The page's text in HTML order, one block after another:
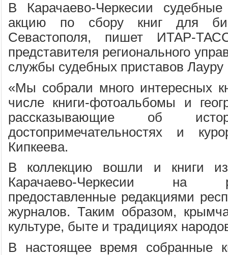
В Карачаево-Черкесии
акцию по сбору книг для
Севастополя, пишет ИТАР-
представителя регионального
службы судебных приставов Лауру
«Мы собрали много интересных
числе книги-фотоальбомы и
рассказывающие об
достопримечательностях и
Кипкеева.
В коллекцию вошли и книги
Карачаево-Черкесии на
предоставленные редакциями
журналов. Таким образом,
культуре, быте и традициях
В настоящее время собранные